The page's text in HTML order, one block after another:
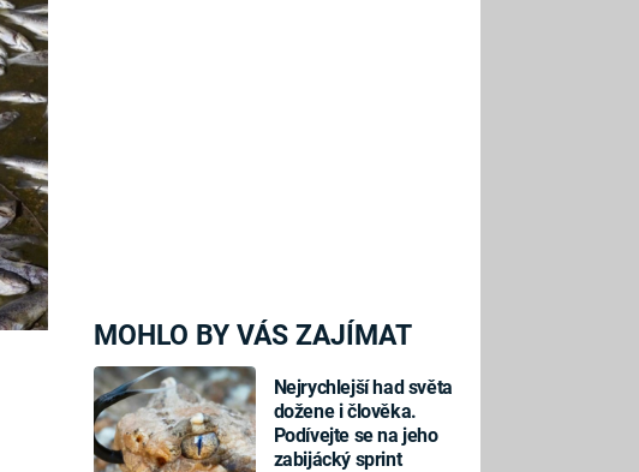
MOHLO BY VÁS ZAJÍMAT
Nejrychlejší had světa
dožene i člověka.
Podívejte se na jeho
zabijácký sprint